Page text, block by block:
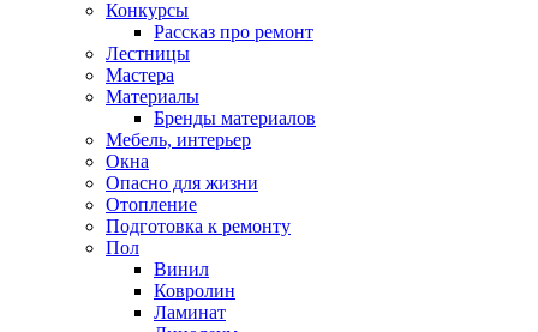
Конкурсы
Рассказ про ремонт
Лестницы
Мастера
Материалы
Бренды материалов
Мебель, интерьер
Окна
Опасно для жизни
Отопление
Подготовка к ремонту
Пол
Винил
Ковролин
Ламинат